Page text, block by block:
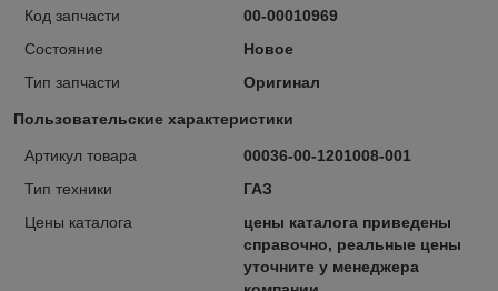
Код запчасти
00-00010969
Состояние
Новое
Тип запчасти
Оригинал
Пользовательские характеристики
Артикул товара
00036-00-1201008-001
Тип техники
ГАЗ
Цены каталога
цены каталога приведены
справочно, реальные цены
уточните у менеджера